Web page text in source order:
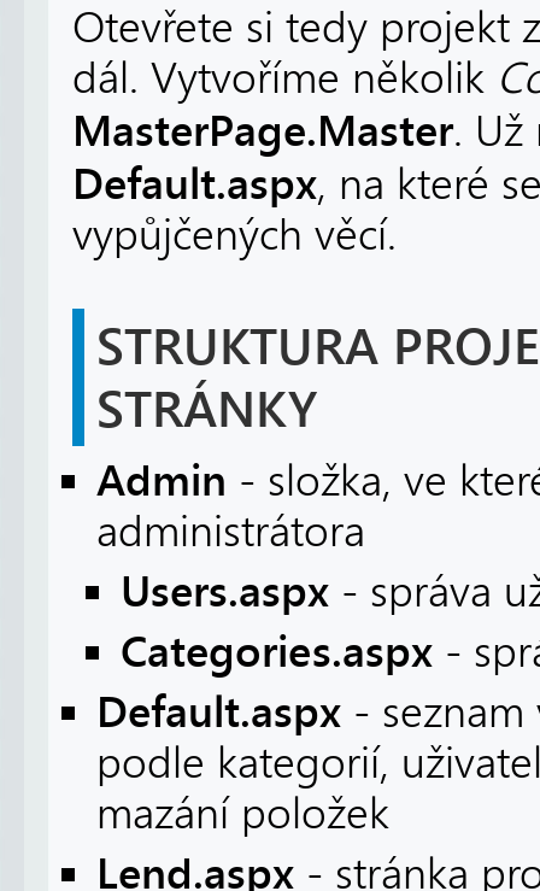
Otevřete si tedy projekt
dál. Vytvoříme několik
MasterPage.Master. Už
Default.aspx, na které
vypůjčených věcí.
STRUKTURA
STRÁNKY
Admin - složka, ve
administrátora
Users.aspx - správa
Categories.aspx -
Default.aspx -
podle kategorií,
mazání položek
Lend.aspx - stránka